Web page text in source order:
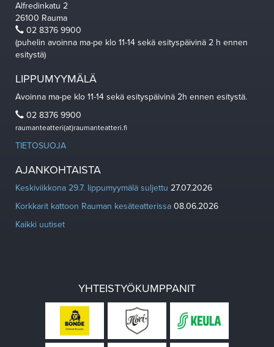
Alfredinkatu 2
26100 Rauma
02 8376 9900
(puhelin avoinna ma-pe klo 11-14 sekä esityspäivinä 2 h ennen
esitystä)
LIPPUMYYMÄLÄ
Avoinna ma-pe klo 11-14 sekä esityspäivinä 2h ennen esitystä.
02 8376 9900
raumanteatteri(at)raumanteatteri.fi
TIETOSUOJA
AJANKOHTAISTA
Keskiviikkona 29.7. lippumyymälä suljettu 27.07.2026
Korkkarit kattoon Rauman kesäteatterissa 08.06.2026
Kaikki uutiset
YHTEISTYÖKUMPPANIT